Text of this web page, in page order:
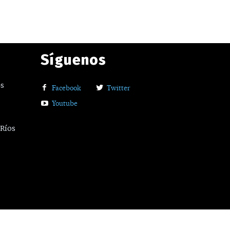
Síguenos
Facebook
Twitter
Youtube